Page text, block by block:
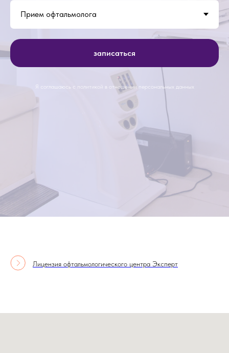
записаться
Я соглашаюсь с политикой в отношении персональных данных
Лицензия офтальмологического центра Эксперт